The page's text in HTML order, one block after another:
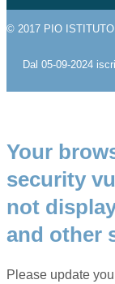
© 2017 PIO
Dal 05-09-2024
Your
security
not
and other
Please update